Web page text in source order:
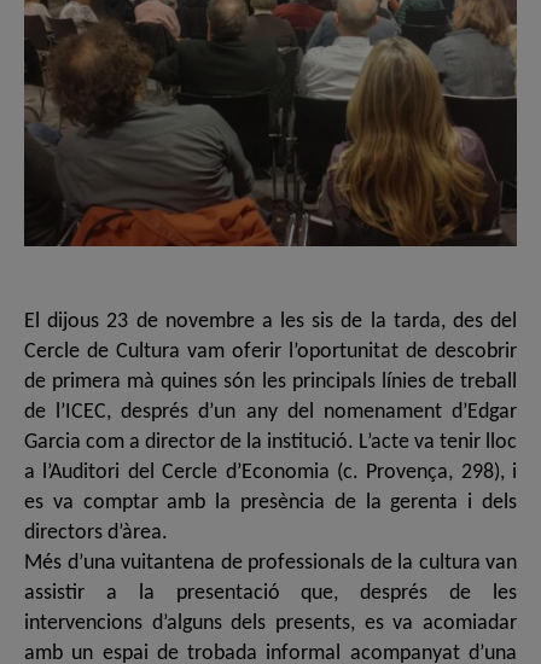
El dijous 23 de novembre a les sis de la tarda, des del
Cercle de Cultura vam oferir l’oportunitat de descobrir
de primera mà quines són les principals línies de treball
de l’ICEC, després d’un any del nomenament d’Edgar
Garcia com a director de la institució. L’acte va tenir lloc
a l’Auditori del Cercle d’Economia (c. Provença, 298), i
es va comptar amb la presència de la gerenta i dels
directors d’àrea.
Més d’una vuitantena de professionals de la cultura van
assistir a la presentació que, després de les
intervencions d’alguns dels presents, es va acomiadar
amb un espai de trobada informal acompanyat d’una